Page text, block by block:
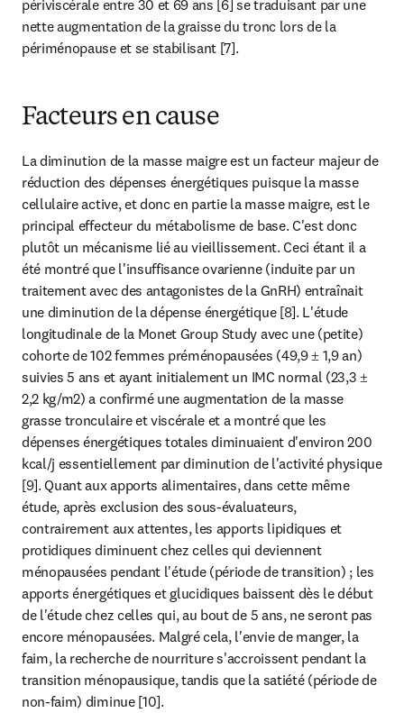
périviscérale entre 30 et 69 ans [6] se traduisant par une
nette augmentation de la graisse du tronc lors de la
périménopause et se stabilisant [7].
Facteurs en cause
La diminution de la masse maigre est un facteur majeur de
réduction des dépenses énergétiques puisque la masse
cellulaire active, et donc en partie la masse maigre, est le
principal effecteur du métabolisme de base. C'est donc
plutôt un mécanisme lié au vieillissement. Ceci étant il a
été montré que l'insuffisance ovarienne (induite par un
traitement avec des antagonistes de la GnRH) entraînait
une diminution de la dépense énergétique [8]. L'étude
longitudinale de la Monet Group Study avec une (petite)
cohorte de 102 femmes préménopausées (49,9 ± 1,9 an)
suivies 5 ans et ayant initialement un IMC normal (23,3 ±
2,2 kg/m2) a confirmé une augmentation de la masse
grasse tronculaire et viscérale et a montré que les
dépenses énergétiques totales diminuaient d'environ 200
kcal/j essentiellement par diminution de l'activité physique
[9]. Quant aux apports alimentaires, dans cette même
étude, après exclusion des sous-évaluateurs,
contrairement aux attentes, les apports lipidiques et
protidiques diminuent chez celles qui deviennent
ménopausées pendant l'étude (période de transition) ; les
apports énergétiques et glucidiques baissent dès le début
de l'étude chez celles qui, au bout de 5 ans, ne seront pas
encore ménopausées. Malgré cela, l'envie de manger, la
faim, la recherche de nourriture s'accroissent pendant la
transition ménopausique, tandis que la satiété (période de
non-faim) diminue [10].